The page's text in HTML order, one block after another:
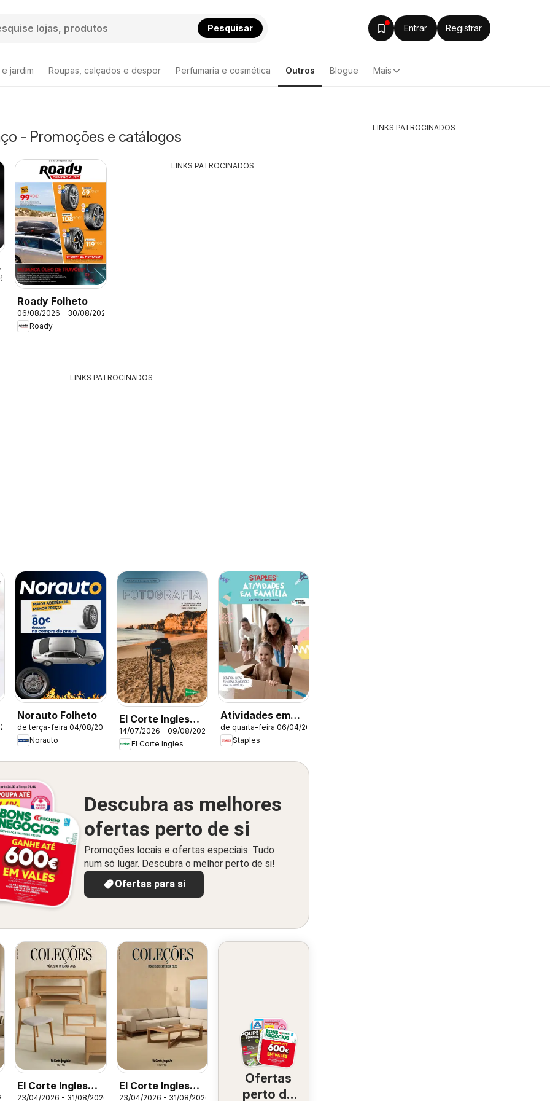
Pesquisar Entrar Registrar
jardim Roupas, calçados e despor Perfumaria e cosmética Outros Blogue Mais
- Promoções e catálogos
Roady Folheto
06/08/2026 - 30/08/2026
Roady
LINKS PATROCINADOS
LINKS PATROCINADOS
Norauto Folheto
de terça-feira 04/08/2026
Norauto
El Corte Ingles
Fotografia
14/07/2026 - 09/08/2026
El Corte Ingles
Atividades em
Família
de quarta-feira 06/04/2022
Staples
Descubra as melhores
ofertas perto de si
Promoções locais e ofertas especiais. Tudo
num só lugar. Descubra o melhor perto de si!
Ofertas para si
El Corte Ingles
23/04/2026 - 31/08/2026
El Corte Ingles
23/04/2026 - 31/08/2026
Ofertas
perto de
LINKS PATROCINADOS